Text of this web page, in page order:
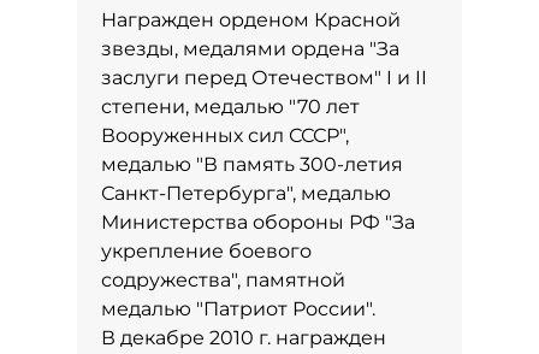
Награжден орденом Красной
звезды, медалями ордена "За
заслуги перед Отечеством" I и II
степени, медалью "70 лет
Вооруженных сил СССР",
медалью "В память 300-летия
Санкт-Петербурга", медалью
Министерства обороны РФ "За
укрепление боевого
содружества", памятной
медалью "Патриот России".
В декабре 2010 г. награжден